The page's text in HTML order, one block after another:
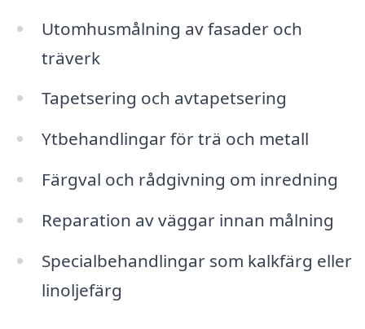
Utomhusmålning av fasader och
träverk
Tapetsering och avtapetsering
Ytbehandlingar för trä och metall
Färgval och rådgivning om inredning
Reparation av väggar innan målning
Specialbehandlingar som kalkfärg eller
linoljefärg